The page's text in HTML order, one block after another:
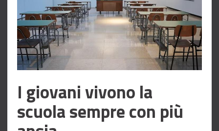
I giovani vivono la
scuola sempre con più